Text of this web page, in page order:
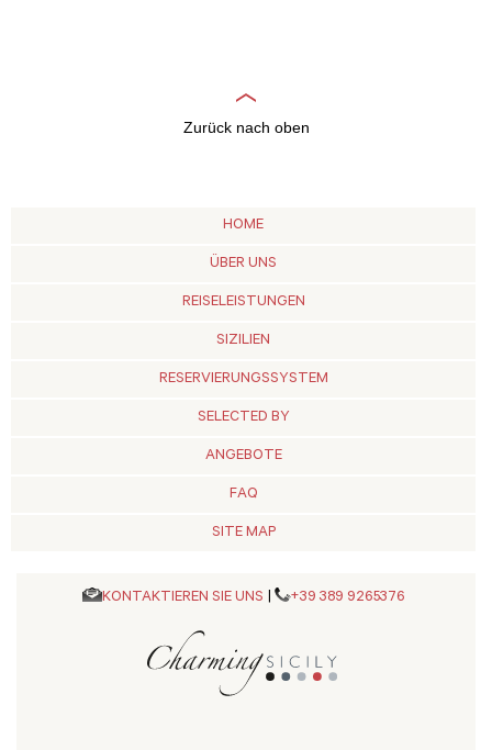
Zurück nach oben
HOME
ÜBER UNS
REISELEISTUNGEN
SIZILIEN
RESERVIERUNGSSYSTEM
SELECTED BY
ANGEBOTE
FAQ
SITE MAP
KONTAKTIEREN SIE UNS +39 389 9265376